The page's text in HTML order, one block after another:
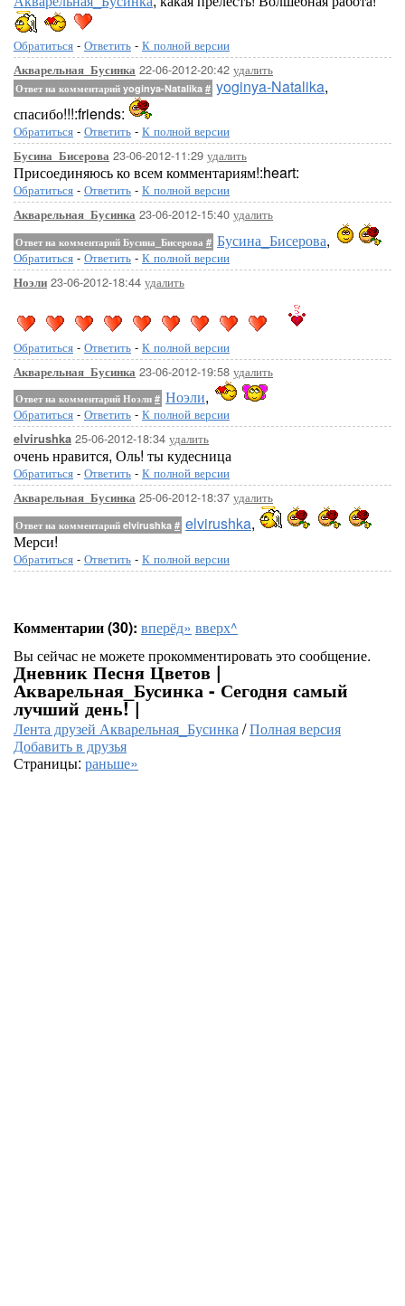
Обратиться - Ответить - К полной версии
Акварельная_Бусинка 22-06-2012-20:42 удалить
Ответ на комментарий yoginya-Natalika # yoginya-Natalika,
спасибо!!!:friends:
Обратиться - Ответить - К полной версии
Бусина_Бисерова 23-06-2012-11:29 удалить
Присоединяюсь ко всем комментариям!:heart:
Обратиться - Ответить - К полной версии
Акварельная_Бусинка 23-06-2012-15:40 удалить
Ответ на комментарий Бусина_Бисерова # Бусина_Бисерова,
Обратиться - Ответить - К полной версии
Ноэли 23-06-2012-18:44 удалить
Обратиться - Ответить - К полной версии
Акварельная_Бусинка 23-06-2012-19:58 удалить
Ответ на комментарий Ноэли # Ноэли,
Обратиться - Ответить - К полной версии
elvirushka 25-06-2012-18:34 удалить
очень нравится, Оль! ты кудесница
Обратиться - Ответить - К полной версии
Акварельная_Бусинка 25-06-2012-18:37 удалить
Ответ на комментарий elvirushka # elvirushka,
Мерси!
Обратиться - Ответить - К полной версии
Комментарии (30): вперёд» вверх^
Вы сейчас не можете прокомментировать это сообщение.
Дневник Песня Цветов |
Акварельная_Бусинка - Сегодня самый
лучший день! |
Лента друзей Акварельная_Бусинка/Полная версия
Добавить в друзья
Страницы: раньше»